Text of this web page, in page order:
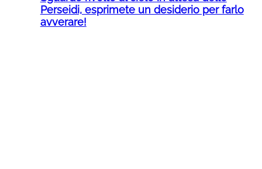
Perseidi, esprimete un desiderio per farlo
avverare!